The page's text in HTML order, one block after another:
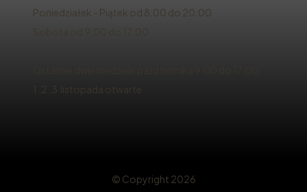
Poniedziałek - Piątek od 8:00 do 20:00
1 ,2 ,3 listopada otwarte
© Copyright 2026